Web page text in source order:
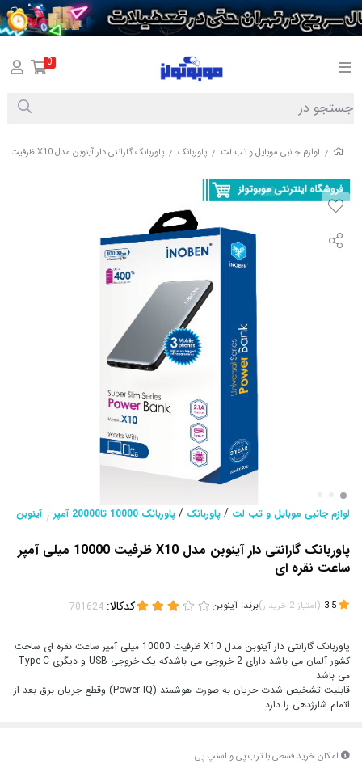
/ لوازم جانبی موبایل و تب لت / پاوربانک / پاوربانک گارانتی دار آینوبن مدل X10 ظرفیت 10000 میلی آمپر ساعت نقره ای
لوازم جانبی موبایل و تب لت / پاوربانک / پاوربانک 10000 تا20000 آمپر / آینوبن
پاوربانک گارانتی دار آینوبن مدل X10 ظرفیت 10000 میلی آمپر
ساعت نقره ای
(امتیاز 2 خریدار)برند: آینوبن کدکالا:
پاوربانک گارانتی دار آینوبن مدل X10 ظرفیت 10000 میلی آمپر ساعت نقره ای ساخت
کشور آلمان می باشد دارای 2 خروجی می باشدکه یک خروجی USB و دیگری Type-C
می باشد
قابلیت تشخیص شدت جریان به صورت هوشمند (Power IQ) وقطع جریان برق بعد از
اتمام شارژدهی را دارد
امکان خرید قسطی با ترب پی و اسنپ پی
0